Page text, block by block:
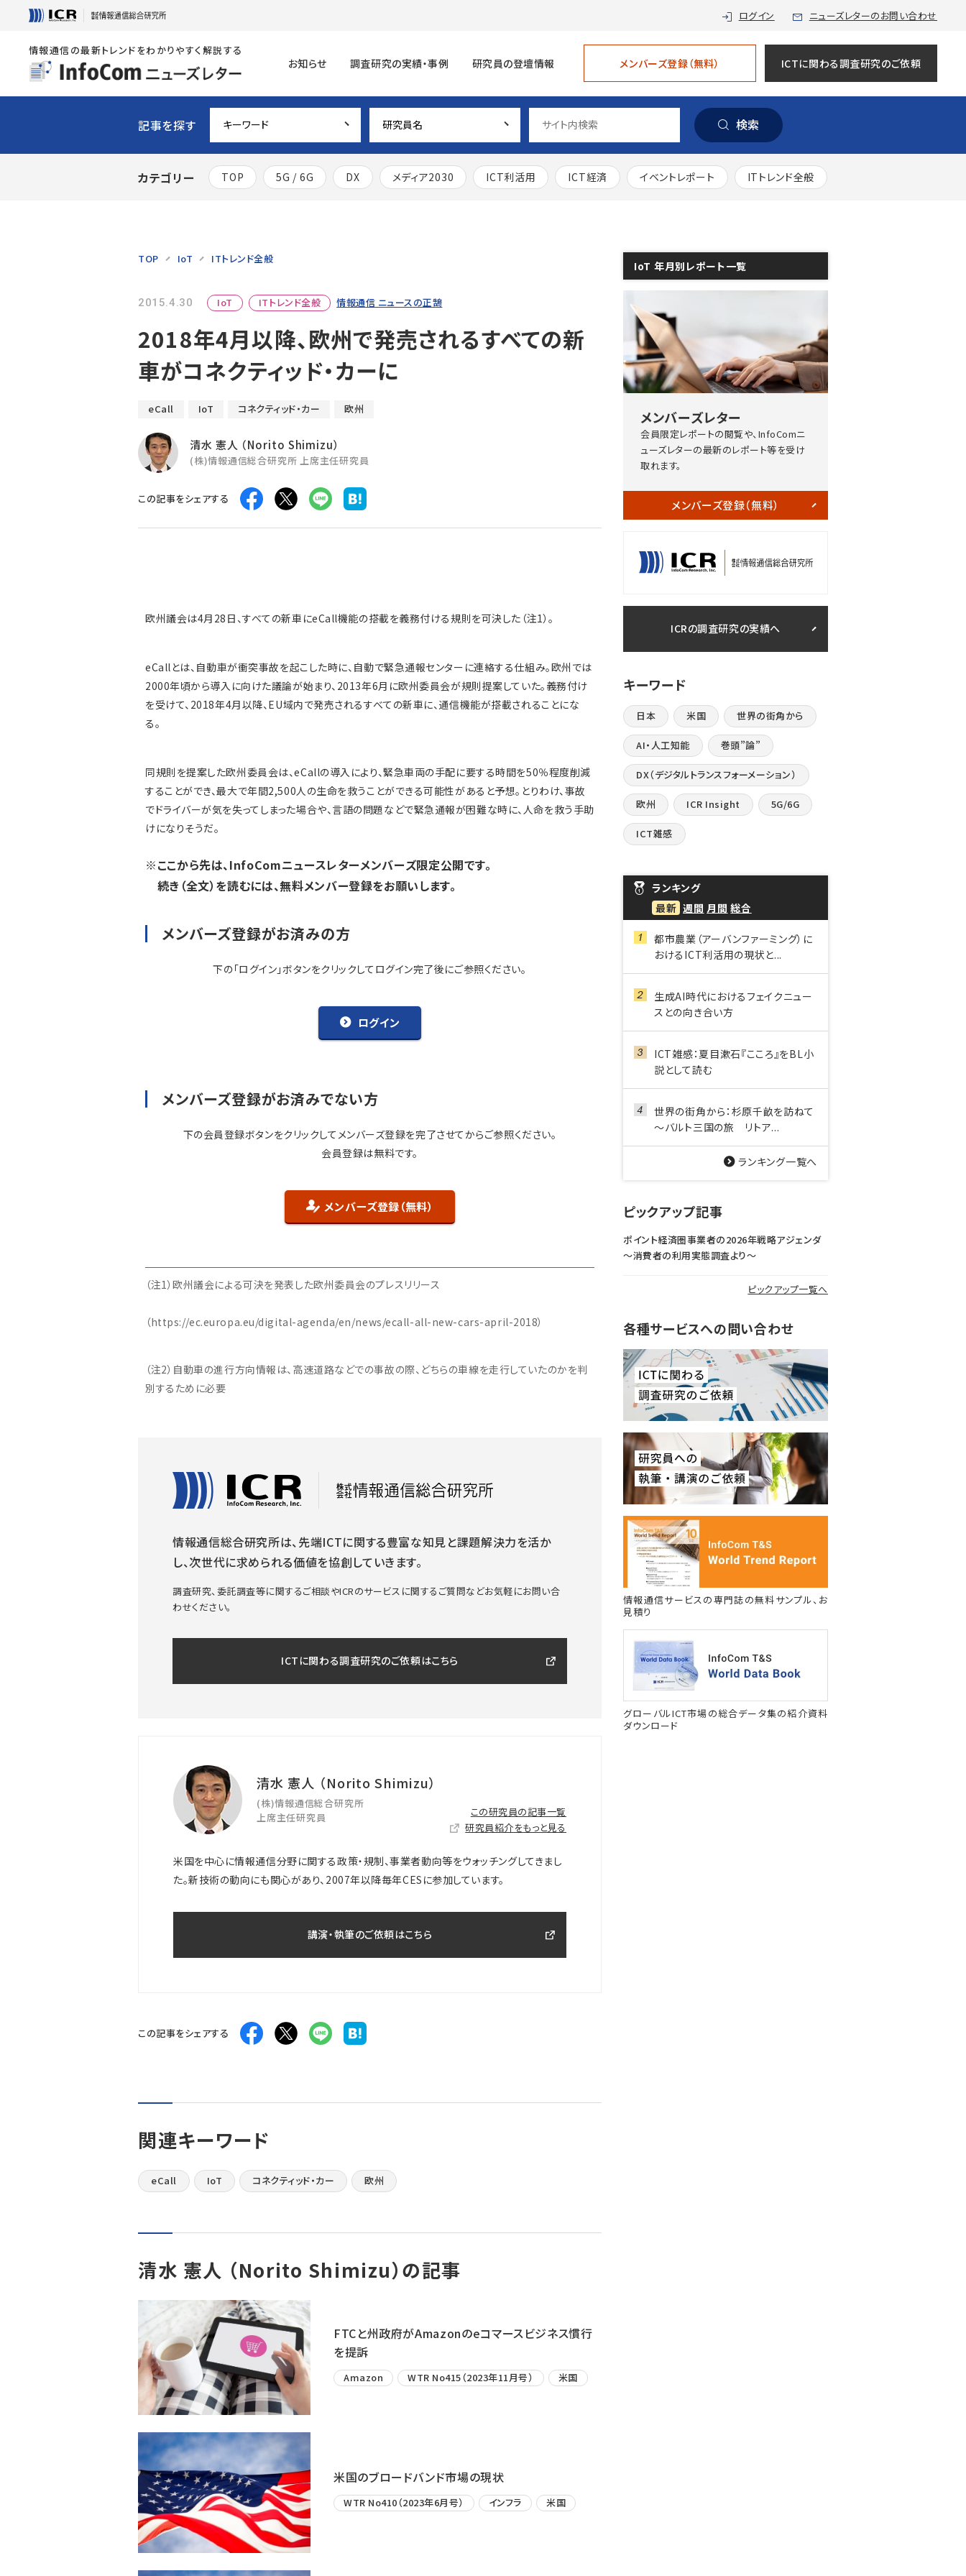
ログイン ニューズレターのお問い合わせ
情報通信の最新トレンドをわかりやすく解説する
お知らせ 調査研究の実績・事例 研究員の登壇情報 メンバーズ登録（無料） ICTに関わる調査研究のご依頼
記事を探す 検索
カテゴリー TOP 5G / 6G DX メディア2030 ICT利活用 ICT経済 イベントレポート ITトレンド全般
TOP IoT ITトレンド全般
2015.4.30 IoT ITトレンド全般 情報通信 ニュースの正鵠
2018年4月以降、欧州で発売されるすべての新
車がコネクティッド・カーに
eCall IoT コネクティッド・カー 欧州
清水 憲人 （Norito Shimizu）
(株)情報通信総合研究所 上席主任研究員
この記事をシェアする
欧州議会は4月28日、すべての新車にeCall機能の搭載を義務付ける規則を可決した（注1）。
eCallとは、自動車が衝突事故を起こした時に、自動で緊急通報センターに連絡する仕組み。欧州では
2000年頃から導入に向けた議論が始まり、2013年6月に欧州委員会が規則提案していた。義務付け
を受けて、2018年4月以降、EU域内で発売されるすべての新車に、通信機能が搭載されることにな
る。
同規則を提案した欧州委員会は、eCallの導入により、緊急車両の手配に要する時間を50％程度削減
することができ、最大で年間2,500人の生命を救うことができる可能性があると予想。とりわけ、事故
でドライバーが気を失ってしまった場合や、言語の問題などで緊急通報が困難な時に、人命を救う手助
けになりそうだ。
※ここから先は、InfoComニュースレターメンバーズ限定公開です。
続き（全文）を読むには、無料メンバー登録をお願いします。
メンバーズ登録がお済みの方
下の「ログイン」ボタンをクリックしてログイン完了後にご参照ください。
ログイン
メンバーズ登録がお済みでない方
下の会員登録ボタンをクリックしてメンバーズ登録を完了させてからご参照ください。
会員登録は無料です。
メンバーズ登録（無料）
（注1）欧州議会による可決を発表した欧州委員会のプレスリリース
（https://ec.europa.eu/digital-agenda/en/news/ecall-all-new-cars-april-2018）
（注2）自動車の進行方向情報は、高速道路などでの事故の際、どちらの車線を走行していたのかを判
別するために必要
情報通信総合研究所は、先端ICTに関する豊富な知見と課題解決力を活か
し、次世代に求められる価値を協創していきます。
調査研究、委託調査等に関するご相談やICRのサービスに関するご質問などお気軽にお問い合
わせください。
ICTに関わる調査研究のご依頼はこちら
清水 憲人 （Norito Shimizu）
(株)情報通信総合研究所
上席主任研究員
この研究員の記事一覧
研究員紹介をもっと見る
米国を中心に情報通信分野に関する政策・規制、事業者動向等をウォッチングしてきまし
た。新技術の動向にも関心があり、2007年以降毎年CESに参加しています。
講演・執筆のご依頼はこちら
この記事をシェアする
関連キーワード
eCall IoT コネクティッド・カー 欧州
清水 憲人 （Norito Shimizu）の記事
FTCと州政府がAmazonのeコマースビジネス慣行
を提訴
Amazon WTR No415（2023年11月号） 米国
米国のブロードバンド市場の現状
WTR No410（2023年6月号） インフラ 米国
IoT 年月別レポート一覧
メンバーズレター
会員限定レポートの閲覧や、InfoComニ
ューズレターの最新のレポート等を受け
取れます。
メンバーズ登録（無料）
ICRの調査研究の実績へ
キーワード
日本 米国 世界の街角から
AI・人工知能 巻頭”論”
DX（デジタルトランスフォーメーション）
欧州 ICR Insight 5G/6G
ICT雑感
ランキング
最新 週間 月間 総合
都市農業（アーバンファーミング）に
おけるICT利活用の現状と...
生成AI時代におけるフェイクニュー
スとの向き合い方
ICT雑感：夏目漱石『こころ』をBL小
説として読む
世界の街角から：杉原千畝を訪ねて
～バルト三国の旅 リトア...
ランキング一覧へ
ピックアップ記事
ポイント経済圏事業者の2026年戦略アジェンダ
〜消費者の利用実態調査より〜
ピックアップ一覧へ
各種サービスへの問い合わせ
情報通信サービスの専門誌の無料サンプル、お
見積り
グローバルICT市場の総合データ集の紹介資料
ダウンロード